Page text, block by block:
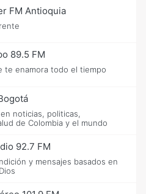
FM Antioquia
89.5 FM
te enamora todo el tiempo
noticias, politicas,
de Colombia y el mundo
92.7 FM
y mensajes basados en